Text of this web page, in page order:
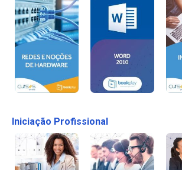
Iniciação Profissional